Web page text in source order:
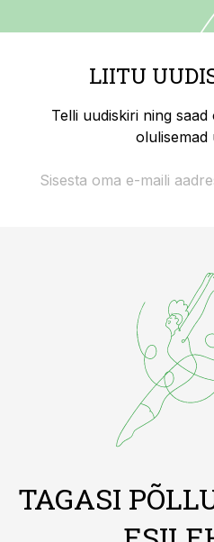
LIITU
Telli uudiskiri ning
olulisemad
TAGASI